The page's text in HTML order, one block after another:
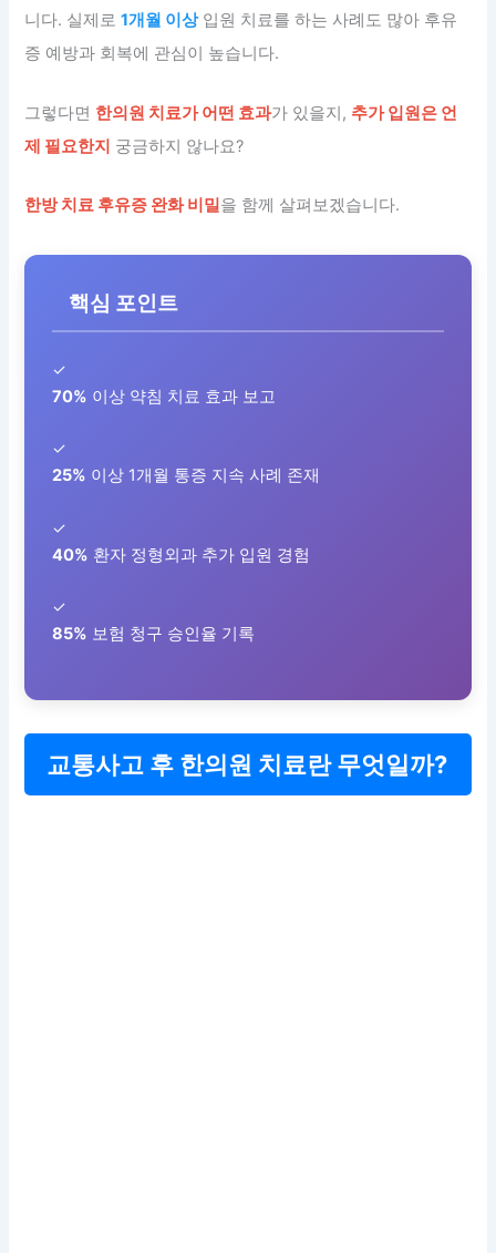
니다. 실제로1개월 이상입원 치료를 하는 사례도 많아 후유
증 예방과 회복에 관심이 높습니다.
그렇다면 한의원 치료가 어떤 효과가 있을지, 추가 입원은 언
제 필요한지 궁금하지 않나요?
한방 치료 후유증 완화 비밀을 함께 살펴보겠습니다.
핵심 포인트
✓
70% 이상 약침 치료 효과 보고
✓
25% 이상 1개월 통증 지속 사례 존재
✓
40% 환자 정형외과 추가 입원 경험
✓
85% 보험 청구 승인율 기록
교통사고 후 한의원 치료란 무엇일까?